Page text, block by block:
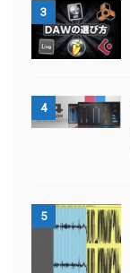
3
4
5